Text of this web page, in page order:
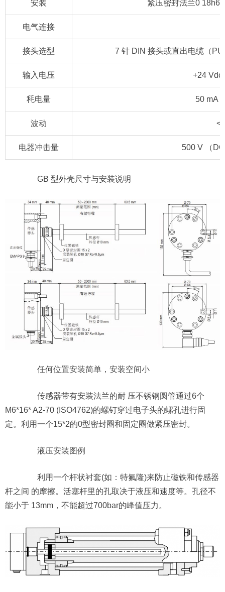
安装 紧压密封法兰0 18h6
电气连接
接头选型 7 针 DIN 接头或直出电缆（
输入电压 +24 Vdc
秏电量 50 mA
波动 <
电器冲击量 500 V （
GB 型外壳尺寸与安装说明
任何位置安装简单，安装空间小
传感器带有安装法兰的耐 压不锈钢圆管通过6个
M6*16* A2-70 (ISO4762)的螺钉穿过电子头的螺孔进行固
定。利用一个15*2的0型密封圈和固定圈做紧压密封。
液压安装图例
利用一个杆状衬套(如：特氟隆)来防止磁铁和传感器
杆之间 的摩擦。活塞杆里的孔取决于液压和速度等。孔径不
能小于 13mm，不能超过700bar的峰值压力。